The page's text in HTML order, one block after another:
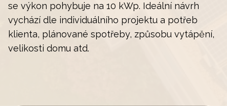
se výkon pohybuje na 10 kWp. Ideální návrh
vychází dle individuálního projektu a potřeb
klienta, plánované spotřeby, způsobu vytápění,
velikosti domu atd.